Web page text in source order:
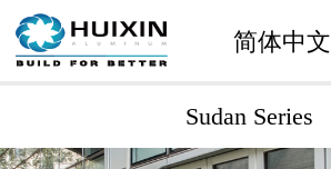
简体中文
Sudan Series